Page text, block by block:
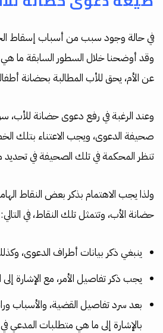
في حالة وجود سبب من أسباب إسقاط
وقد أوضحنا خلال السطور السابقة ما
عن الأم، يحق للأب المطالبة بحضانة
وعند الرغبة في رفع دعوى حضانة للأب،
صحيفة الدعوى، ويجب الاعتناء بتلك
تنظر المحكمة في تلك الصحيفة في تحديد
ولذا يجب الاهتمام بذكر بعض النقاط
حضانة الأب، وتتمثل تلك النقاط، في التالي:
ينبغي ذكر بيانات أطراف الدعوى،
يجب ذكر تفاصيل الأمر، مع الإشارة
بعد سرد تفاصيل القضية، والأسباب
بالإشارة إلى ما هي متطلبات المدعي